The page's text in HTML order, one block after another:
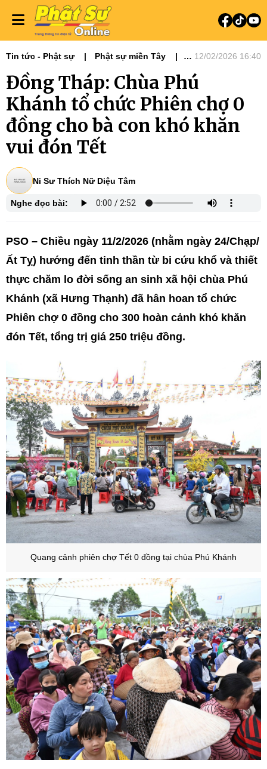
Tin tức - Phật sự
Phật sự miền Tây
12/02/2026 16:40
Đồng Tháp: Chùa Phú
Khánh tổ chức Phiên chợ 0
đồng cho bà con khó khăn
vui đón Tết
Ni Sư Thích Nữ Diệu Tâm
Nghe đọc bài:
PSO – Chiều ngày 11/2/2026 (nhằm ngày 24/Chạp/
Ất Tỵ) hướng đến tinh thần từ bi cứu khổ và thiết
thực chăm lo đời sống an sinh xã hội chùa Phú
Khánh (xã Hưng Thạnh) đã hân hoan tổ chức
Phiên chợ 0 đồng cho 300 hoàn cảnh khó khăn
đón Tết, tổng trị giá 250 triệu đồng.
Quang cảnh phiên chợ Tết 0 đồng tại chùa Phú Khánh